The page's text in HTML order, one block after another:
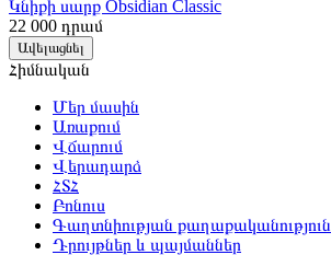
Կնիքի սարք Obsidian Classic
22 000 դրամ
Ավելացնել
Հիմնական
Մեր մասին
Առաքում
Վճարում
Վերադարձ
ՀՏՀ
Բոնուս
Գաղտնիության քաղաքականություն
Դրույթներ և պայմաններ